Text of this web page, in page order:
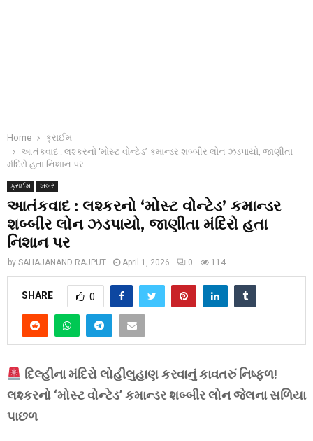
Home
ક્રાઈમ
આતંકવાદ : લશ્કરનો ‘મોસ્ટ વોન્ટેડ’ કમાન્ડર શબ્બીર લોન ઝડપાયો, જાણીતા
મંદિરો હતા નિશાન પર
ક્રાઈમ ખબર
આતંકવાદ : લશ્કરનો ‘મોસ્ટ વોન્ટેડ’ કમાન્ડર
શબ્બીર લોન ઝડપાયો, જાણીતા મંદિરો હતા
નિશાન પર
by SAHAJANAND RAJPUT April 1, 2026 0 114
SHARE 0
દિલ્હીના મંદિરો લોહીલુહાણ કરવાનું કાવતરું નિષ્ફળ!
લશ્કરનો ‘મોસ્ટ વોન્ટેડ’ કમાન્ડર શબ્બીર લોન જેલના સળિયા
પાછળ